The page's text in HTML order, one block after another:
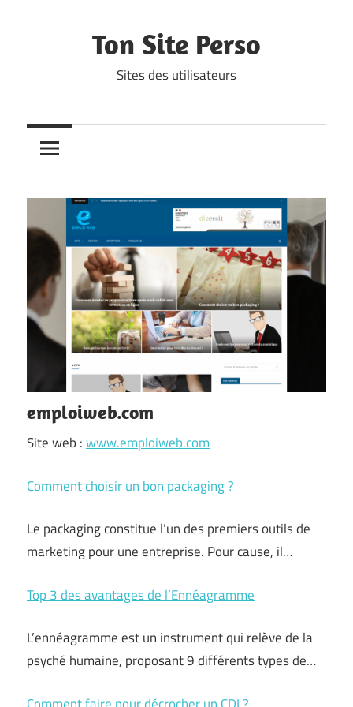
Ton Site Perso
Sites des utilisateurs
emploiweb.com
Site web :www.emploiweb.com
Comment choisir un bon packaging ?
Le packaging constitue l’un des premiers outils de
marketing pour une entreprise. Pour cause, il…
Top 3 des avantages de l’Ennéagramme
L’ennéagramme est un instrument qui relève de la
psyché humaine, proposant 9 différents types de…